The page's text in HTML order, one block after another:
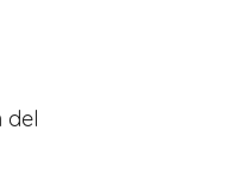
del